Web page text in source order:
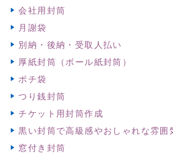
会社用封筒
月謝袋
別納・後納・受取人払い
厚紙封筒（ボール紙封筒）
ポチ袋
つり銭封筒
チケット用封筒作成
黒い封筒で高級感やおしゃれな雰囲
窓付き封筒